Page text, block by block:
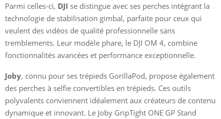
Parmi celles-ci, DJI se distingue avec ses perches intégrant la
technologie de stabilisation gimbal, parfaite pour ceux qui
veulent des vidéos de qualité professionnelle sans
tremblements. Leur modèle phare, le DJI OM 4, combine
fonctionnalités avancées et performance exceptionnelle.
Joby, connu pour ses trépieds GorillaPod, propose également
des perches à selfie convertibles en trépieds. Ces outils
polyvalents conviennent idéalement aux créateurs de contenu
dynamique et innovant. Le Joby GripTight ONE GP Stand